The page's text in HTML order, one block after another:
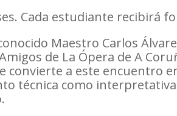
Cada estudiante recibirá
Maestro Carlos
de La Ópera de A
a este encuentro
técnica como